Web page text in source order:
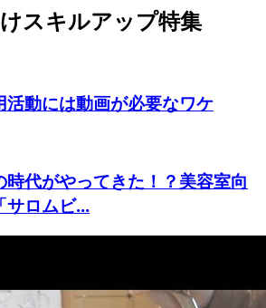
スキルアップ特集
活動には動画が必要なワケ
時代がやってきた！？美容室向
サロムビ...